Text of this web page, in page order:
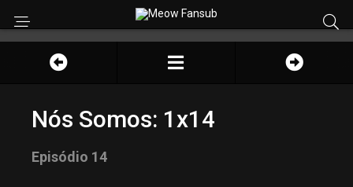
Nós Somos: 1x14
Episódio 14